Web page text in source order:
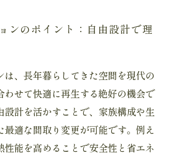
ンのポイント：自由設計で理
は、長年暮らしてきた空間を現代の
わせて快適に再生する絶好の機会で
設計を活かすことで、家族構成や生
最適な間取り変更が可能です。例え
性能を高めることで安全性と省エネ